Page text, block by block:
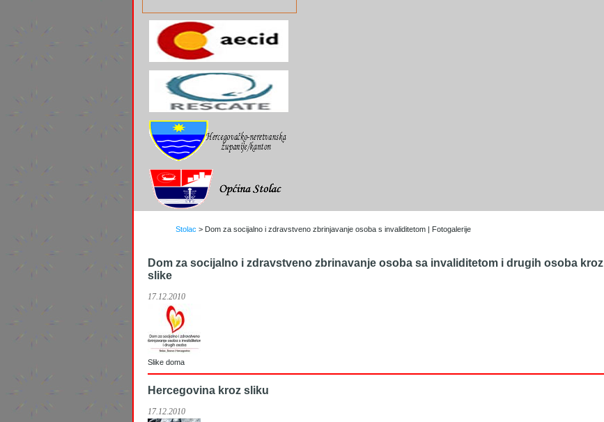
Stolac > Dom za socijalno i zdravstveno zbrinjavanje osoba s invaliditetom | Fotogalerije
Dom za socijalno i zdravstveno zbrinavanje osoba sa invaliditetom i drugih osoba kroz
slike
17.12.2010
Slike doma
Hercegovina kroz sliku
17.12.2010